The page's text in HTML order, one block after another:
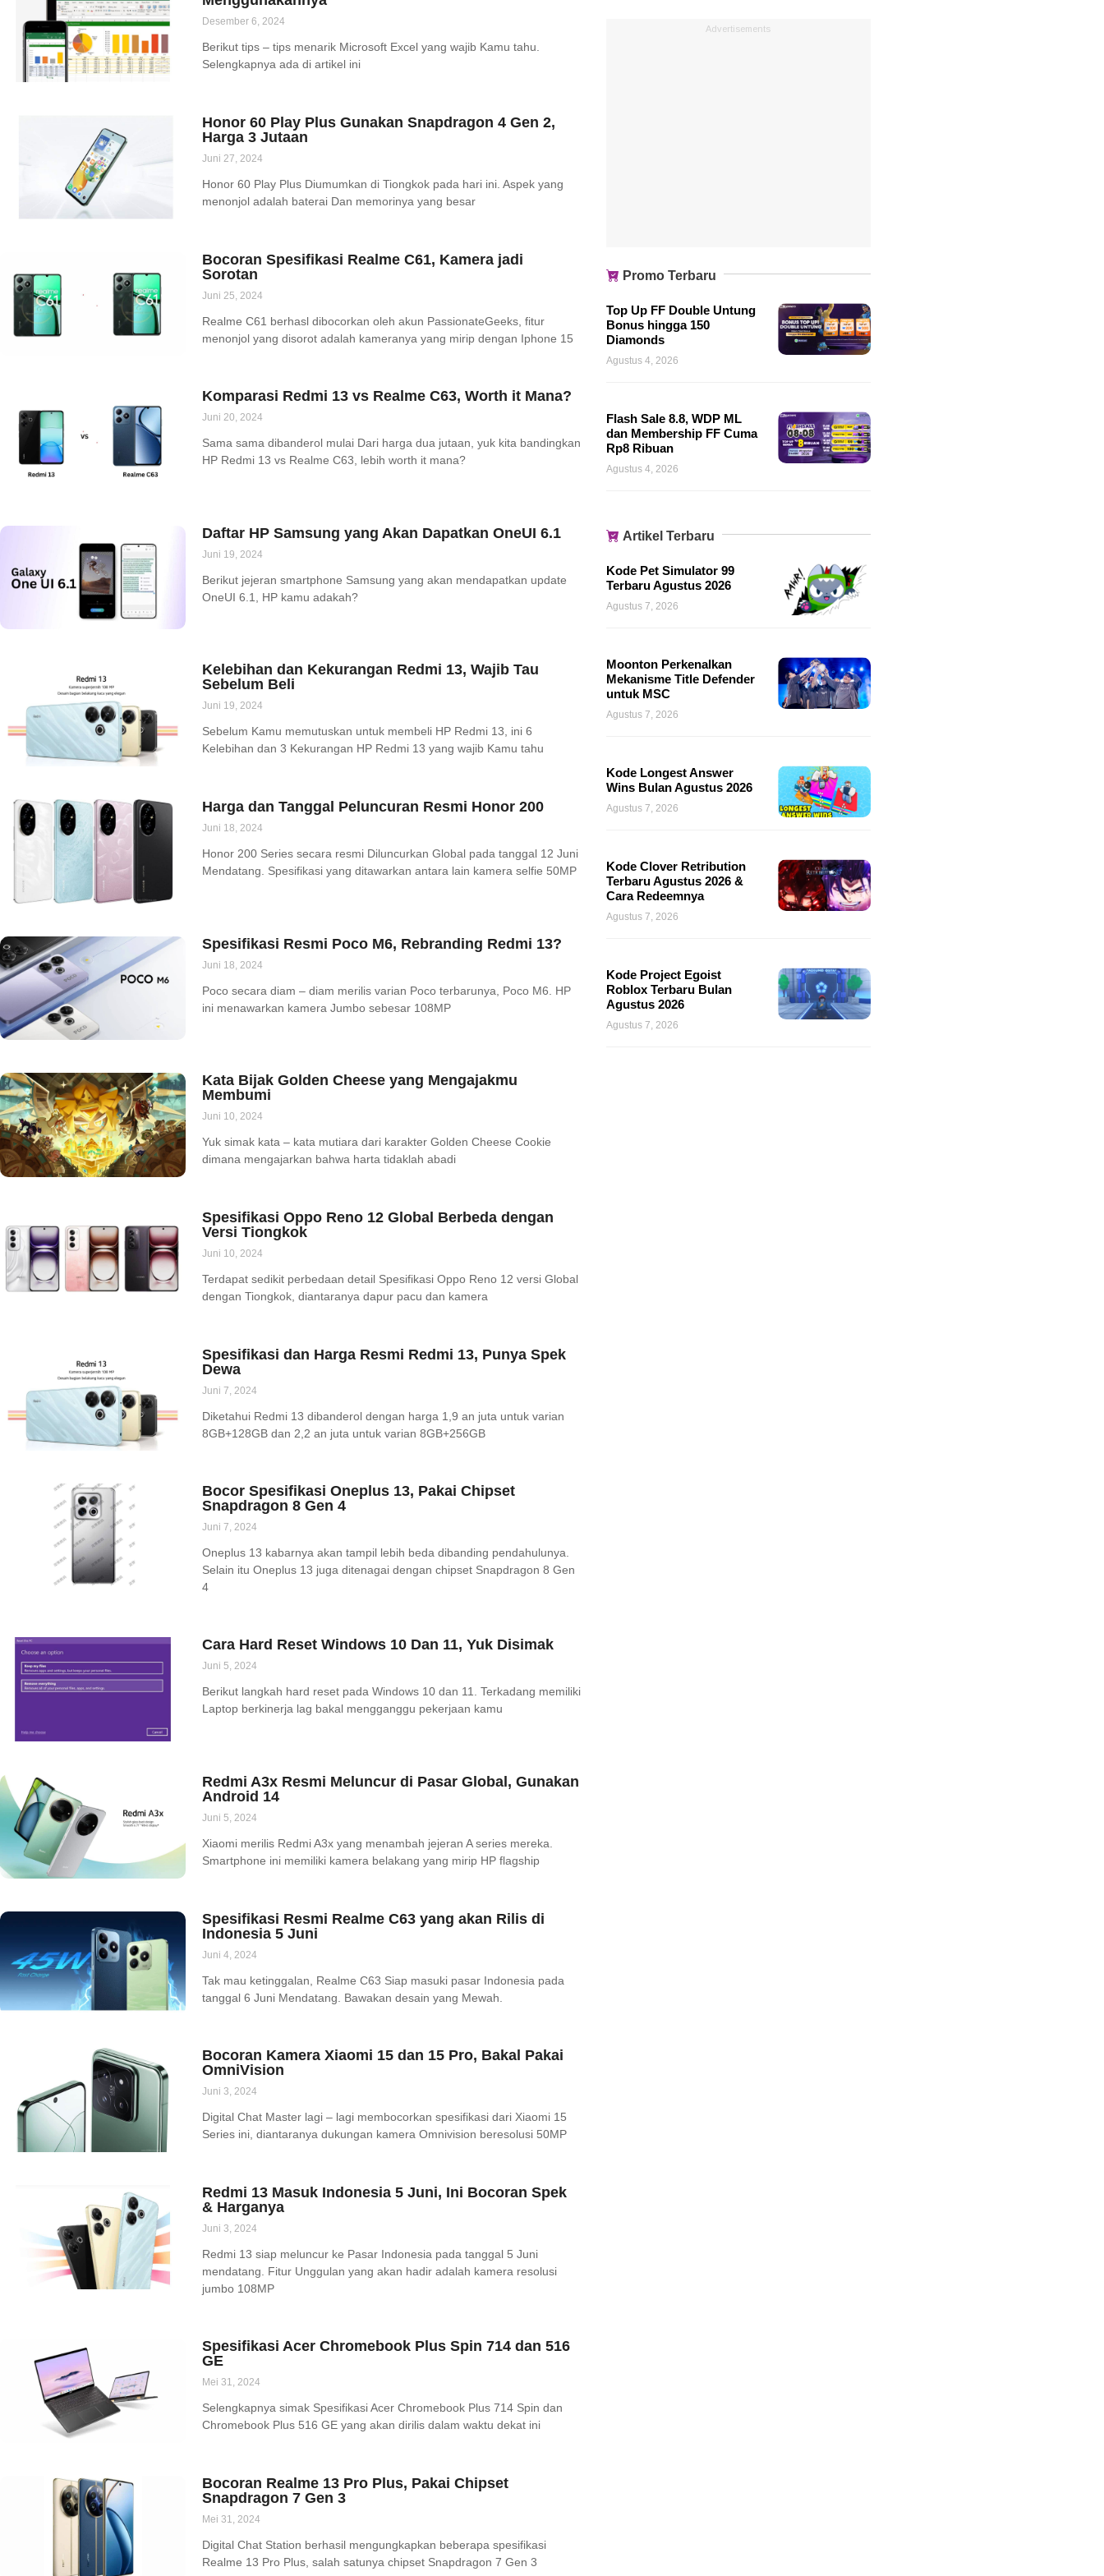
Desember 6, 2024
Berikut tips – tips menarik Microsoft Excel yang wajib Kamu tahu.
Selengkapnya ada di artikel ini
Honor 60 Play Plus Gunakan Snapdragon 4 Gen 2,
Harga 3 Jutaan
Juni 27, 2024
Honor 60 Play Plus Diumumkan di Tiongkok pada hari ini. Aspek yang
menonjol adalah baterai Dan memorinya yang besar
Bocoran Spesifikasi Realme C61, Kamera jadi
Sorotan
Juni 25, 2024
Realme C61 berhasl dibocorkan oleh akun PassionateGeeks, fitur
menonjol yang disorot adalah kameranya yang mirip dengan Iphone 15
Komparasi Redmi 13 vs Realme C63, Worth it Mana?
Juni 20, 2024
Sama sama dibanderol mulai Dari harga dua jutaan, yuk kita bandingkan
HP Redmi 13 vs Realme C63, lebih worth it mana?
Daftar HP Samsung yang Akan Dapatkan OneUI 6.1
Juni 19, 2024
Berikut jejeran smartphone Samsung yang akan mendapatkan update
OneUI 6.1, HP kamu adakah?
Kelebihan dan Kekurangan Redmi 13, Wajib Tau
Sebelum Beli
Juni 19, 2024
Sebelum Kamu memutuskan untuk membeli HP Redmi 13, ini 6
Kelebihan dan 3 Kekurangan HP Redmi 13 yang wajib Kamu tahu
Harga dan Tanggal Peluncuran Resmi Honor 200
Juni 18, 2024
Honor 200 Series secara resmi Diluncurkan Global pada tanggal 12 Juni
Mendatang. Spesifikasi yang ditawarkan antara lain kamera selfie 50MP
Spesifikasi Resmi Poco M6, Rebranding Redmi 13?
Juni 18, 2024
Poco secara diam – diam merilis varian Poco terbarunya, Poco M6. HP
ini menawarkan kamera Jumbo sebesar 108MP
Kata Bijak Golden Cheese yang Mengajakmu
Membumi
Juni 10, 2024
Yuk simak kata – kata mutiara dari karakter Golden Cheese Cookie
dimana mengajarkan bahwa harta tidaklah abadi
Spesifikasi Oppo Reno 12 Global Berbeda dengan
Versi Tiongkok
Juni 10, 2024
Terdapat sedikit perbedaan detail Spesifikasi Oppo Reno 12 versi Global
dengan Tiongkok, diantaranya dapur pacu dan kamera
Spesifikasi dan Harga Resmi Redmi 13, Punya Spek
Dewa
Juni 7, 2024
Diketahui Redmi 13 dibanderol dengan harga 1,9 an juta untuk varian
8GB+128GB dan 2,2 an juta untuk varian 8GB+256GB
Bocor Spesifikasi Oneplus 13, Pakai Chipset
Snapdragon 8 Gen 4
Juni 7, 2024
Oneplus 13 kabarnya akan tampil lebih beda dibanding pendahulunya.
Selain itu Oneplus 13 juga ditenagai dengan chipset Snapdragon 8 Gen
4
Cara Hard Reset Windows 10 Dan 11, Yuk Disimak
Juni 5, 2024
Berikut langkah hard reset pada Windows 10 dan 11. Terkadang memiliki
Laptop berkinerja lag bakal mengganggu pekerjaan kamu
Redmi A3x Resmi Meluncur di Pasar Global, Gunakan
Android 14
Juni 5, 2024
Xiaomi merilis Redmi A3x yang menambah jejeran A series mereka.
Smartphone ini memiliki kamera belakang yang mirip HP flagship
Spesifikasi Resmi Realme C63 yang akan Rilis di
Indonesia 5 Juni
Juni 4, 2024
Tak mau ketinggalan, Realme C63 Siap masuki pasar Indonesia pada
tanggal 6 Juni Mendatang. Bawakan desain yang Mewah.
Bocoran Kamera Xiaomi 15 dan 15 Pro, Bakal Pakai
OmniVision
Juni 3, 2024
Digital Chat Master lagi – lagi membocorkan spesifikasi dari Xiaomi 15
Series ini, diantaranya dukungan kamera Omnivision beresolusi 50MP
Redmi 13 Masuk Indonesia 5 Juni, Ini Bocoran Spek
& Harganya
Juni 3, 2024
Redmi 13 siap meluncur ke Pasar Indonesia pada tanggal 5 Juni
mendatang. Fitur Unggulan yang akan hadir adalah kamera resolusi
jumbo 108MP
Spesifikasi Acer Chromebook Plus Spin 714 dan 516
GE
Mei 31, 2024
Selengkapnya simak Spesifikasi Acer Chromebook Plus 714 Spin dan
Chromebook Plus 516 GE yang akan dirilis dalam waktu dekat ini
Bocoran Realme 13 Pro Plus, Pakai Chipset
Snapdragon 7 Gen 3
Mei 31, 2024
Digital Chat Station berhasil mengungkapkan beberapa spesifikasi
Realme 13 Pro Plus, salah satunya chipset Snapdragon 7 Gen 3
Advertisements
Promo Terbaru
Top Up FF Double Untung
Bonus hingga 150
Diamonds
Agustus 4, 2026
Flash Sale 8.8, WDP ML
dan Membership FF Cuma
Rp8 Ribuan
Agustus 4, 2026
Artikel Terbaru
Kode Pet Simulator 99
Terbaru Agustus 2026
Agustus 7, 2026
Moonton Perkenalkan
Mekanisme Title Defender
untuk MSC
Agustus 7, 2026
Kode Longest Answer
Wins Bulan Agustus 2026
Agustus 7, 2026
Kode Clover Retribution
Terbaru Agustus 2026 &
Cara Redeemnya
Agustus 7, 2026
Kode Project Egoist
Roblox Terbaru Bulan
Agustus 2026
Agustus 7, 2026